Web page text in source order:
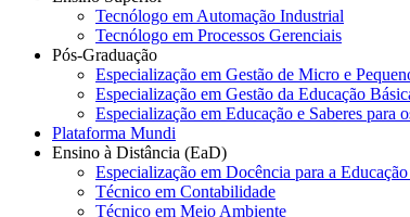
Tecnólogo em Automação Industrial
Tecnólogo em Processos Gerenciais
Pós-Graduação
Especialização em Gestão de Micro e
Especialização em Gestão da Educação
Especialização em Educação e Saberes
Plataforma Mundi
Ensino à Distância (EaD)
Especialização em Docência para a
Técnico em Contabilidade
Técnico em Meio Ambiente